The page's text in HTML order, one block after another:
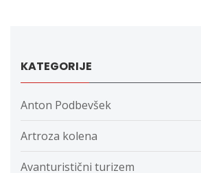
KATEGORIJE
Anton Podbevšek
Artroza kolena
Avanturistični turizem